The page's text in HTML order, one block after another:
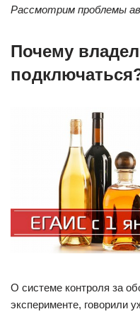
Рассмотрим проблемы
Почему
О системе контроля за
эксперименте, говорили